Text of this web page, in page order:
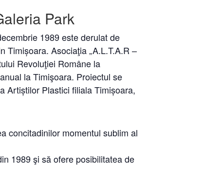
Park
1989 este derulat de
Timișoara. Asociaţia „A.L.T.A.R –
Revoluţiei Române la
la Timişoara. Proiectul se
Artiștilor Plastici filiala Timișoara,
concitadinilor momentul sublim al
1989 şi să ofere posibilitatea de